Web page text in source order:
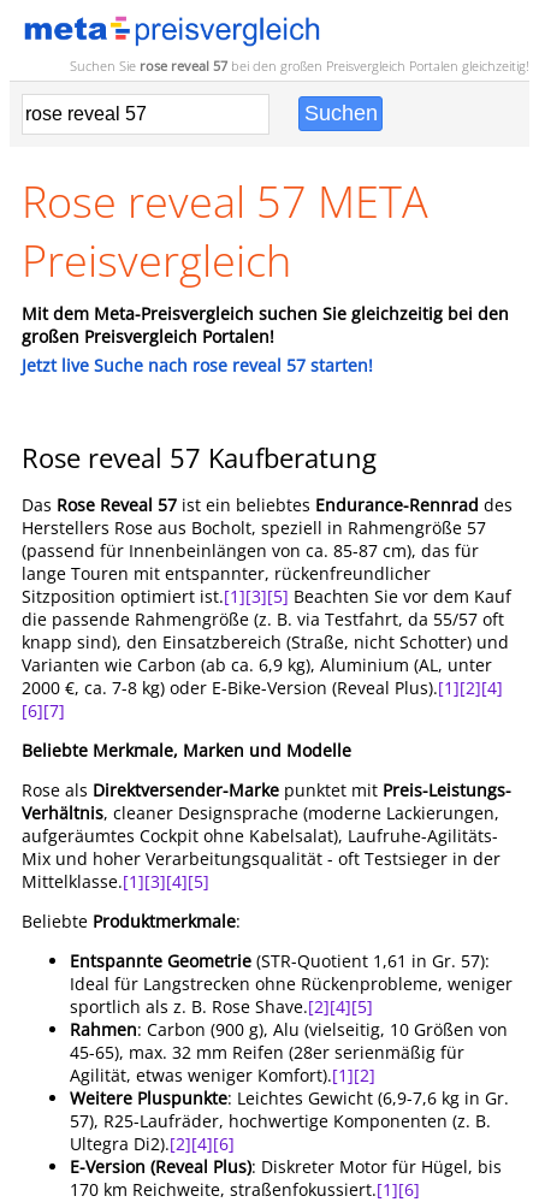
Suchen Sie rose reveal 57 bei den großen Preisvergleich Portalen gleichzeitig!
Rose reveal 57 META
Preisvergleich
Mit dem Meta-Preisvergleich suchen Sie gleichzeitig bei den
großen Preisvergleich Portalen!
Jetzt live Suche nach rose reveal 57 starten!
Rose reveal 57 Kaufberatung
Das Rose Reveal 57 ist ein beliebtes Endurance-Rennrad des
Herstellers Rose aus Bocholt, speziell in Rahmengröße 57
(passend für Innenbeinlängen von ca. 85-87 cm), das für
lange Touren mit entspannter, rückenfreundlicher
Sitzposition optimiert ist.[1][3][5] Beachten Sie vor dem Kauf
die passende Rahmengröße (z. B. via Testfahrt, da 55/57 oft
knapp sind), den Einsatzbereich (Straße, nicht Schotter) und
Varianten wie Carbon (ab ca. 6,9 kg), Aluminium (AL, unter
2000 €, ca. 7-8 kg) oder E-Bike-Version (Reveal Plus).[1][2][4]
[6][7]
Beliebte Merkmale, Marken und Modelle
Rose als Direktversender-Marke punktet mit Preis-Leistungs-
Verhältnis, cleaner Designsprache (moderne Lackierungen,
aufgeräumtes Cockpit ohne Kabelsalat), Laufruhe-Agilitäts-
Mix und hoher Verarbeitungsqualität - oft Testsieger in der
Mittelklasse.[1][3][4][5]
Beliebte Produktmerkmale:
Entspannte Geometrie (STR-Quotient 1,61 in Gr. 57):
Ideal für Langstrecken ohne Rückenprobleme, weniger
sportlich als z. B. Rose Shave.[2][4][5]
Rahmen: Carbon (900 g), Alu (vielseitig, 10 Größen von
45-65), max. 32 mm Reifen (28er serienmäßig für
Agilität, etwas weniger Komfort).[1][2]
Weitere Pluspunkte: Leichtes Gewicht (6,9-7,6 kg in Gr.
57), R25-Laufräder, hochwertige Komponenten (z. B.
Ultegra Di2).[2][4][6]
E-Version (Reveal Plus): Diskreter Motor für Hügel, bis
170 km Reichweite, straßenfokussiert.[1][6]